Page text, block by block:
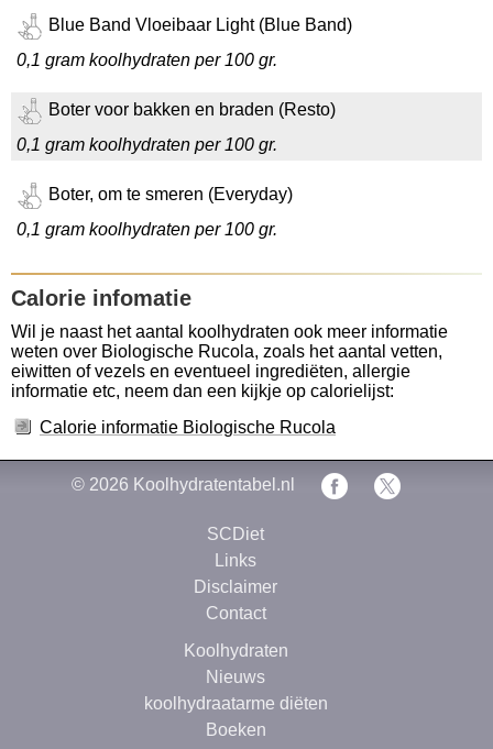
Blue Band Vloeibaar Light (Blue Band)
0,1 gram koolhydraten per 100 gr.
Boter voor bakken en braden (Resto)
0,1 gram koolhydraten per 100 gr.
Boter, om te smeren (Everyday)
0,1 gram koolhydraten per 100 gr.
Calorie infomatie
Wil je naast het aantal koolhydraten ook meer informatie
weten over Biologische Rucola, zoals het aantal vetten,
eiwitten of vezels en eventueel ingrediëten, allergie
informatie etc, neem dan een kijkje op calorielijst:
Calorie informatie Biologische Rucola
© 2026 Koolhydratentabel.nl
SCDiet
Links
Disclaimer
Contact
Koolhydraten
Nieuws
koolhydraatarme diëten
Boeken